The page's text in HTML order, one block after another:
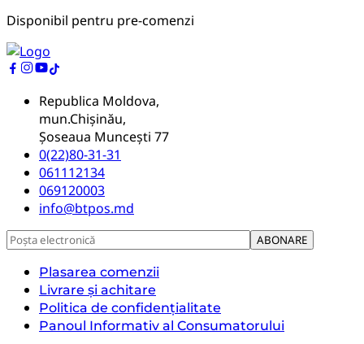
Disponibil pentru pre-comenzi
Republica Moldova,
mun.Chișinău,
Șoseaua Muncești 77
0(22)80-31-31
061112134
069120003
info@btpos.md
Plasarea comenzii
Livrare și achitare
Politica de confidențialitate
Panoul Informativ al Consumatorului